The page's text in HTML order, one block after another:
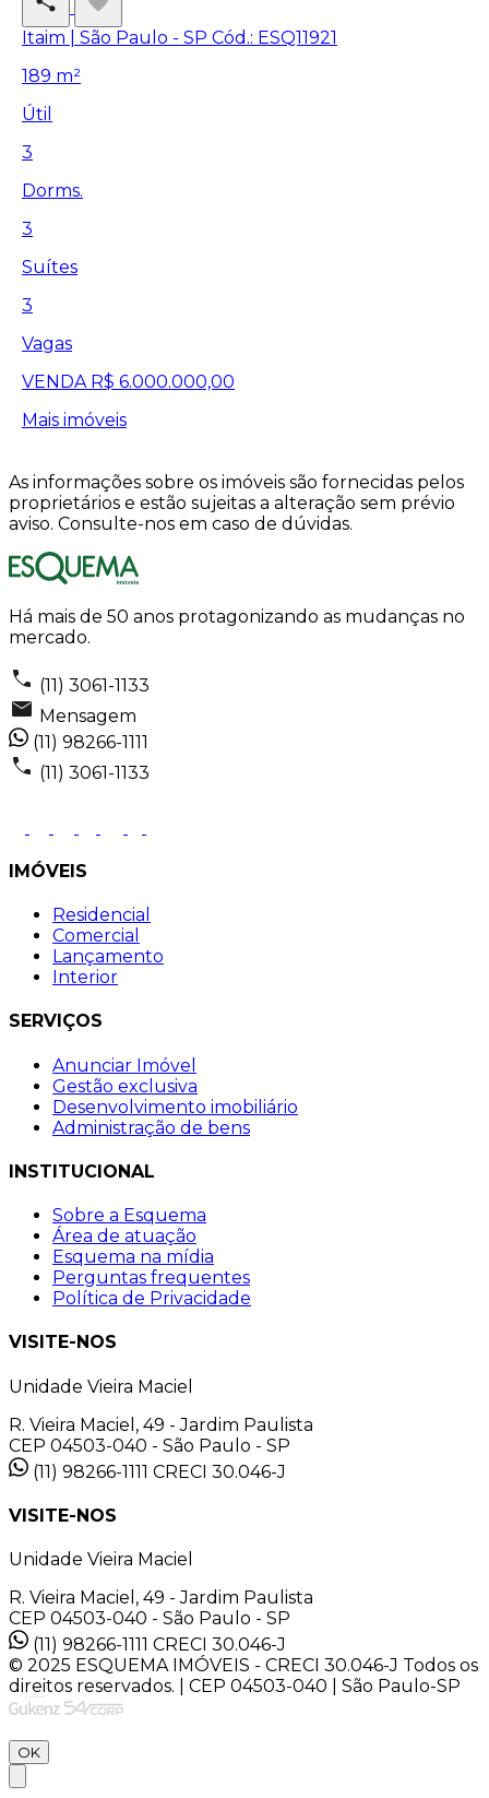
Itaim | São Paulo - SP Cód.: ESQ11921
189 m²
Útil
3
Dorms.
3
Suítes
3
Vagas
VENDA R$ 6.000.000,00
Mais imóveis
As informações sobre os imóveis são fornecidas pelos
proprietários e estão sujeitas a alteração sem prévio
aviso. Consulte-nos em caso de dúvidas.
Há mais de 50 anos protagonizando as mudanças no
mercado.
(11) 3061-1133
Mensagem
(11) 98266-1111
(11) 3061-1133
IMÓVEIS
Residencial
Comercial
Lançamento
Interior
SERVIÇOS
Anunciar Imóvel
Gestão exclusiva
Desenvolvimento imobiliário
Administração de bens
INSTITUCIONAL
Sobre a Esquema
Área de atuação
Esquema na mídia
Perguntas frequentes
Política de Privacidade
VISITE-NOS
Unidade Vieira Maciel
R. Vieira Maciel, 49 - Jardim Paulista
CEP 04503-040 - São Paulo - SP
(11) 98266-1111 CRECI 30.046-J
VISITE-NOS
Unidade Vieira Maciel
R. Vieira Maciel, 49 - Jardim Paulista
CEP 04503-040 - São Paulo - SP
(11) 98266-1111 CRECI 30.046-J
© 2025 ESQUEMA IMÓVEIS - CRECI 30.046-J Todos os
direitos reservados. | CEP 04503-040 | São Paulo-SP
OK